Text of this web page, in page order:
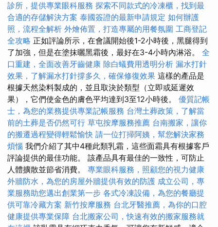
診所，提供專業眼科服務 探索不同款式的冷凍櫃，找到最
合適的存儲解決方案 泰國簽證的最新申請規定 如何辦護
照，流程全解析 外燴佈置，打造專屬的用餐氛圍 工商登記
全攻略 正如評論所示，在會議開始後1-2小時後，黑腿得到
了加強，但是在塗抹曬黑霜後，最好在3-4小時內淋浴。 全
口重建，全面改善牙齒健康 除白蟻費用透明分析 漏水打針
效果，了解漏水打針撐多久，確保修復效果 這樣的產品是
根據天然染料製成的，並且取決於類型（立即或延遲效
果），它們使金色的膚色平均達到3至12小時後。 優質記帳
士，為您的業務提供專業記帳服務 台灣土葬政策，了解當
前的土葬是否仍然可行 草屯按摩服務推薦 台南搬家，讓你
的搬遷過程變得輕鬆愉快 請一位打掃阿姨，幫您解決家務
煩惱 我們介紹了其中4種此類乳霜，這些面霜具有根據客戶
評論提供的最佳功能。 該產品具有最佳的一致性，可防止
人體擴散並節省消費。 專業眼科服務，照顧您的視力健康
外牆防水，為您的房屋外牆提供有效的防護 成立公司，專
業服務助您邁出創業第一步 各式冷凍設備，為您的餐廳提
供可靠冷藏方案 新竹按摩服務 台北牙醫推薦，為你的口腔
健康提供專業保障 台北搬家公司，快速有效的搬家服務就